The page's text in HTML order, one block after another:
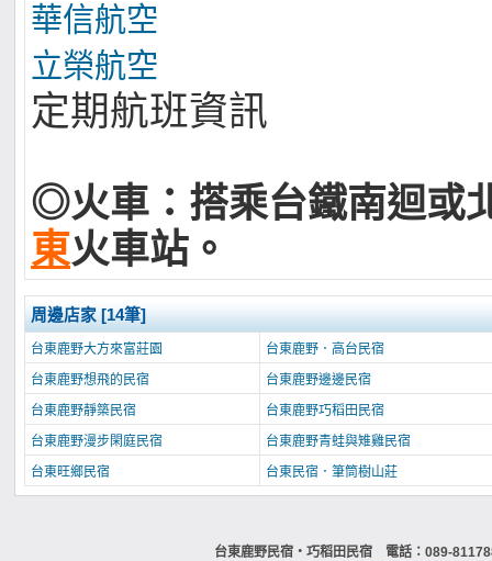
華信航空
立榮航空
定期航班資訊
◎火車：搭乘台鐵南迴或
東火車站。
周邊店家 [14筆]
台東鹿野大方來富莊園
台東鹿野．高台民宿
台東鹿野想飛的民宿
台東鹿野邊邊民宿
台東鹿野靜築民宿
台東鹿野巧稻田民宿
台東鹿野漫步閑庭民宿
台東鹿野青蛙與雉雞民宿
台東旺鄉民宿
台東民宿．筆筒樹山莊
台東鹿野民宿‧巧稻田民宿 電話：089-